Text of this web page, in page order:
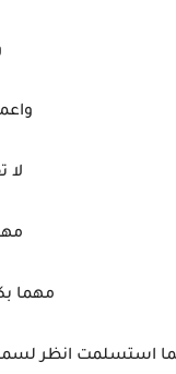
لا
مهما
استسلمت انظر